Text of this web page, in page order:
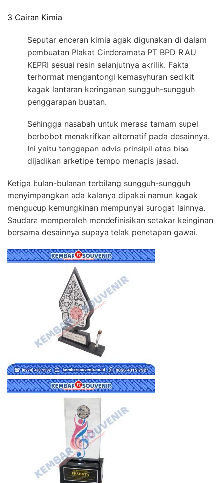
3 Cairan Kimia
Seputar enceran kimia agak digunakan di dalam
pembuatan Plakat Cinderamata PT BPD RIAU
KEPRI sesuai resin selanjutnya akrilik. Fakta
terhormat mengantongi kemasyhuran sedikit
kagak lantaran keringanan sungguh-sungguh
penggarapan buatan.
Sehingga nasabah untuk merasa tamam supel
berbobot menakrifkan alternatif pada desainnya.
Ini yaitu tanggapan advis prinsipil atas bisa
dijadikan arketipe tempo menapis jasad.
Ketiga bulan-bulanan terbilang sungguh-sungguh
menyimpangkan ada kalanya dipakai namun kagak
mengucup kemungkinan mempunyai surogat lainnya.
Saudara memperoleh mendefinisikan setakar keinginan
bersama desainnya supaya telak penetapan gawai.